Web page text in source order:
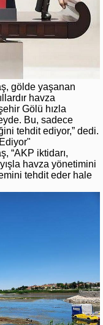
gölde yaşanan
havza
Gölü hızla
Bu, sadece
tehdit ediyor,” dedi.
“AKP iktidarı,
havza yönetimini
tehdit eder hale